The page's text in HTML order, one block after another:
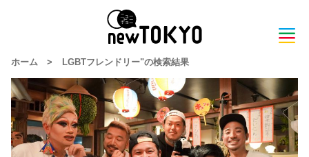
ホーム > LGBTフレンドリー"の検索結果